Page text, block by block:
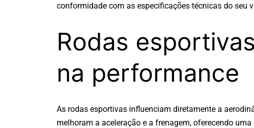
conformidade com as especificações técnicas do seu
Rodas
na performance
As rodas esportivas influenciam diretamente a
melhoram a aceleração e a frenagem, oferecendo